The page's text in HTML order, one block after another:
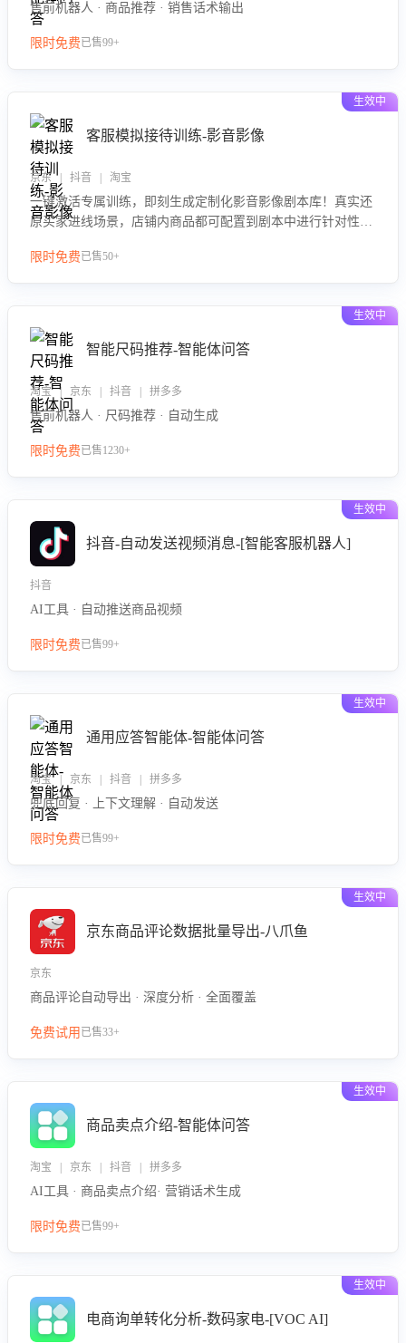
售前机器人 · 商品推荐 · 销售话术输出
限时免费已售99+
生效中
客服模拟接待训练-影音影像
京东 | 抖音 | 淘宝
一键激活专属训练，即刻生成定制化影音影像剧本库！真实还
原买家进线场景，店铺内商品都可配置到剧本中进行针对性训
即开通”，快速获取影音影像类目剧本，一键开启客服培训。
限时免费已售50+
生效中
智能尺码推荐-智能体问答
淘宝 | 京东 | 抖音 | 拼多多
售前机器人 · 尺码推荐 · 自动生成
限时免费已售1230+
生效中
抖音-自动发送视频消息-[智能客服机器人]
抖音
AI工具 · 自动推送商品视频
限时免费已售99+
生效中
通用应答智能体-智能体问答
淘宝 | 京东 | 抖音 | 拼多多
兜底回复 · 上下文理解 · 自动发送
限时免费已售99+
生效中
京东商品评论数据批量导出-八爪鱼
京东
商品评论自动导出 · 深度分析 · 全面覆盖
免费试用 已售33+
生效中
商品卖点介绍-智能体问答
淘宝 | 京东 | 抖音 | 拼多多
AI工具 · 商品卖点介绍· 营销话术生成
限时免费已售99+
生效中
电商询单转化分析-数码家电-[VOC AI]